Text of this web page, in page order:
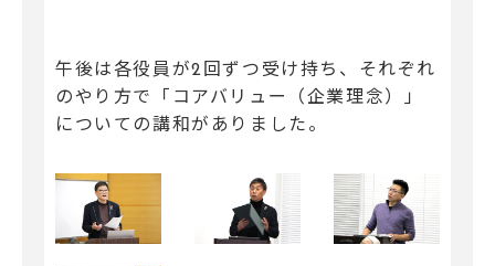
午後は各役員が2回ずつ受け持ち、それぞれ
のやり方で「コアバリュー（企業理念）」
についての講和がありました。